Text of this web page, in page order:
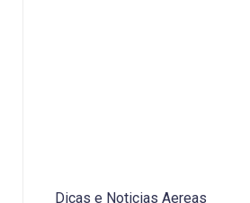
Dicas e Noticias Aereas